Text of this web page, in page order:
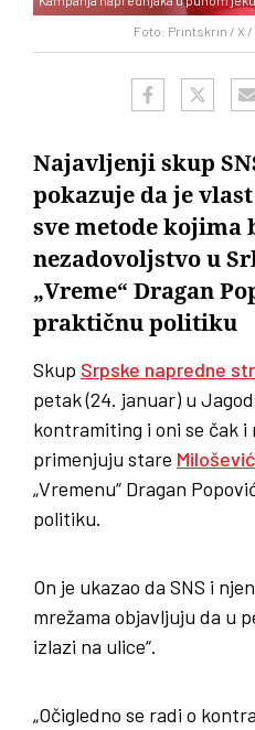
Foto: Printskrin / X
Najavljenji skup
pokazuje da je
sve metode kojima
nezadovoljstvo u
„Vreme“ Dragan
praktičnu politiku
Skup Srpske napredne
petak (24. januar) u
kontramiting i oni se čak
primenjuju stare
„Vremenu“ Dragan
politiku.
On je ukazao da SNS i
mrežama objavljuju da u
izlazi na ulice“.
„Očigledno se radi o